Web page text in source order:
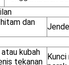
dan
kubah
tekanan